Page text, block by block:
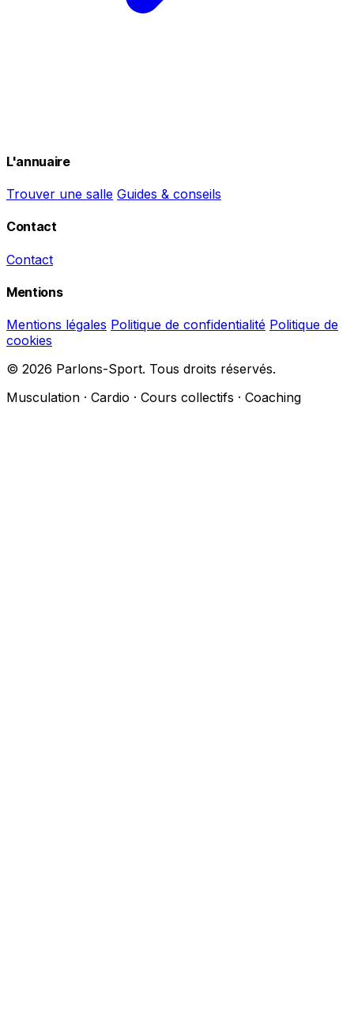
L'annuaire
Trouver une salle Guides & conseils
Contact
Contact
Mentions
Mentions légales Politique de confidentialité Politique de
cookies
© 2026 Parlons-Sport. Tous droits réservés.
Musculation · Cardio · Cours collectifs · Coaching